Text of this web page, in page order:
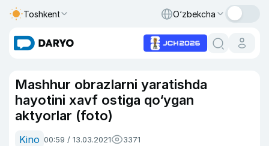
Toshkent O‘zbekcha
Mashhur obrazlarni yaratishda
hayotini xavf ostiga qo‘ygan
aktyorlar (foto)
Kino 00:59 / 13.03.2021 3371